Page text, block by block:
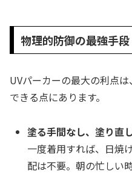
物理的防御の最強手
UVパーカーの最大の利点
できる点にあります。
塗る手間なし、塗り直
一度着用すれば、日焼
配は不要。朝の忙しい